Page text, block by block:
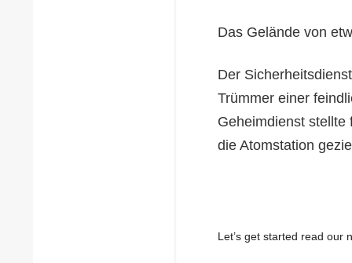
Das Gelände von
Der
Trümmer einer
Geheimdienst stellte
die Atomstation
Let’s get started read our